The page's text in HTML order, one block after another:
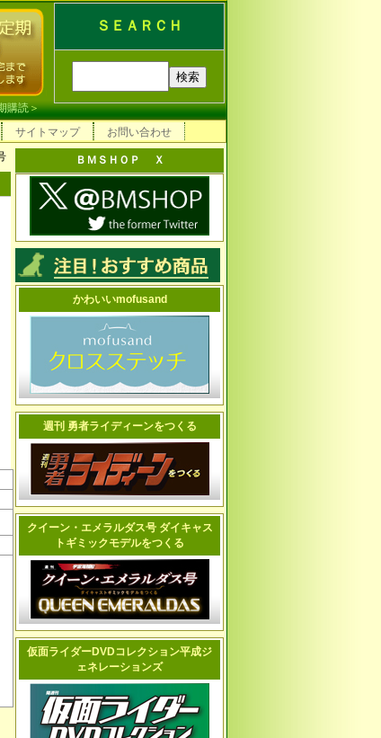
ＳＥＡＲＣＨ
購読＞
サイトマップ お問い合わせ
ＢＭＳＨＯＰ Ｘ
かわいいmofusand
週刊 勇者ライディーンをつくる
クイーン・エメラルダス号 ダイキャス
トギミックモデルをつくる
仮面ライダーDVDコレクション平成ジ
ェネレーションズ